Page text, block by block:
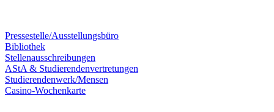
Pressestelle/Ausstellungsbüro
Bibliothek
Stellenausschreibungen
AStA & Studierendenvertretungen
Studierendenwerk/Mensen
Casino-Wochenkarte